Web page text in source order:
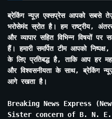
ब्रेकिंग न्यूज़ एक्सप्रेस आपको सबसे
भरोसेमंद स्रोत है। हम राष्ट्रीय,
और व्यापार सहित विभिन्न विषयों
हैं। हमारी समर्पित टीम आपको
के लिए प्रतिबद्ध है, ताकि आप हर
और विश्वसनीयता के साथ, ब्रेकिंग
आगे रखता है।
Breaking News Express
Sister concern of B. N.